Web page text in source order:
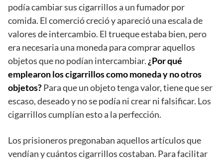
podía cambiar sus cigarrillos a un fumador por
comida. El comerció creció y apareció una escala de
valores de intercambio. El trueque estaba bien, pero
era necesaria una moneda para comprar aquellos
objetos que no podían intercambiar.¿Por qué
emplearon los cigarrillos como moneda y no otros
objetos?Para que un objeto tenga valor, tiene que ser
escaso, deseado y no se podía ni crear ni falsificar. Los
cigarrillos cumplían esto a la perfección.
Los prisioneros pregonaban aquellos artículos que
vendían y cuántos cigarrillos costaban. Para facilitar